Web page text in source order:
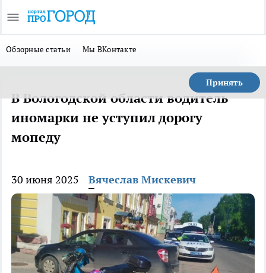
Обзорные статьи Мы ВКонтакте
Принять
В Вологодской области водитель
иномарки не уступил дорогу
мопеду
30 июня 2025 Вячеслав Мискевич